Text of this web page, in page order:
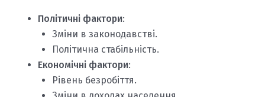
Політичні фактори:
Зміни в законодавстві.
Політична стабільність.
Економічні фактори:
Рівень безробіття.